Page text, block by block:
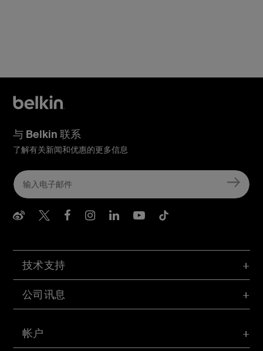
帐户
技术支持
公司讯息
与 Belkin 联系
了解有关新闻和优惠的更多信息
Belkin Weibo
Belkin Twitter
Belkin Facebook
Belkin Instagram
Belkin LInkedIn
Belkin Youtube
Belkin